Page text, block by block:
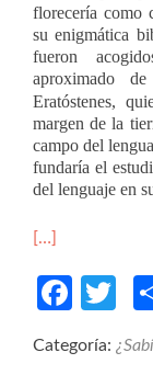
florecería como
su enigmática
fueron
aproximado
Eratóstenes,
margen de la
campo del
fundaría el
del lenguaje en
[…]
Categoría: